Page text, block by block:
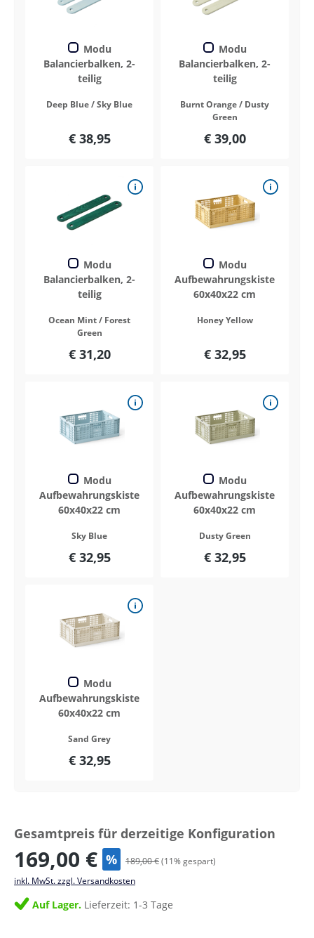
Modu
Balancierbalken, 2-
teilig
Deep Blue / Sky Blue
€ 38,95
Modu
Balancierbalken, 2-
teilig
Burnt Orange / Dusty
Green
€ 39,00
Modu
Balancierbalken, 2-
teilig
Ocean Mint / Forest
Green
€ 31,20
Modu
Aufbewahrungskiste
60x40x22 cm
Honey Yellow
€ 32,95
Modu
Aufbewahrungskiste
60x40x22 cm
Sky Blue
€ 32,95
Modu
Aufbewahrungskiste
60x40x22 cm
Dusty Green
€ 32,95
Modu
Aufbewahrungskiste
60x40x22 cm
Sand Grey
€ 32,95
Gesamtpreis für derzeitige Konfiguration
169,00 € % 189,00 €(11% gespart)
inkl. MwSt. zzgl. Versandkosten
Auf Lager. Lieferzeit: 1-3 Tage